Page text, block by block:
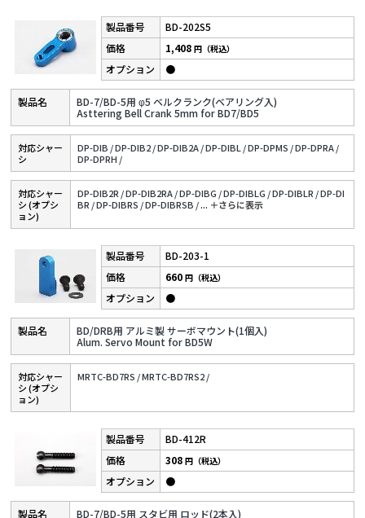
BD-202S5
BD-7/BD-5用 φ5 ベルクランク(ベアリング入)
Asttering Bell Crank 5mm for BD7/BD5
1,408円（税込）
●
対応シャー
シ
DP-DIB /DP-DIB2 /DP-DIB2A /DP-DIBL /DP-DPMS /DP-DPRA /
DP-DPRH /
対応シャー
シ (オプシ
ョン)
DP-DIB2R /DP-DIB2RA /DP-DIBG /DP-DIBLG /DP-DIBLR /DP-DI
BR /DP-DIBRS /DP-DIBRSB /... ＋さらに表⽰
BD-203-1
BD/DRB用 アルミ製 サーボマウント(1個入)
Alum. Servo Mount for BD5W
660円（税込）
●
対応シャー
シ (オプシ
ョン)
MRTC-BD7RS /MRTC-BD7RS2 /
BD-412R
BD-7/BD-5用 スタビ用 ロッド(2本入)
308円（税込）
●